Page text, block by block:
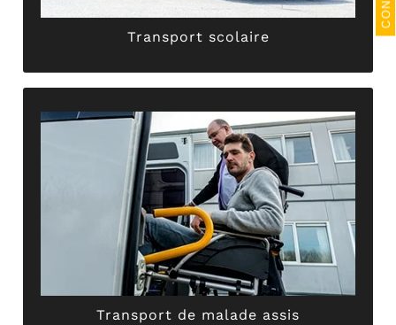
Transport scolaire
Transport scolaire
Transport de malade assis
Transport de malade assis
Qu’il s’agisse d’une consultation, d’une entrée /
sortie d’hôpital ou autres soins médicaux, nos
chauffeurs privés professionnels assurent le
transport des malades assis jusqu’à
destination.Equipés spécifiquement pour votre
confort, nos véhicules conventionnés vous
garantissent un trajet paisible et sans encombre.